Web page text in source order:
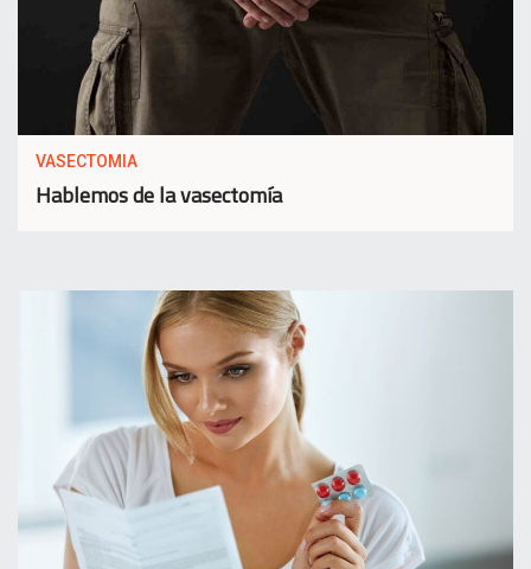
VASECTOMIA
Hablemos de la vasectomía